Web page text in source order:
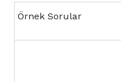
Örnek Sorular